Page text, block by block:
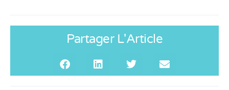
Partager L'Article